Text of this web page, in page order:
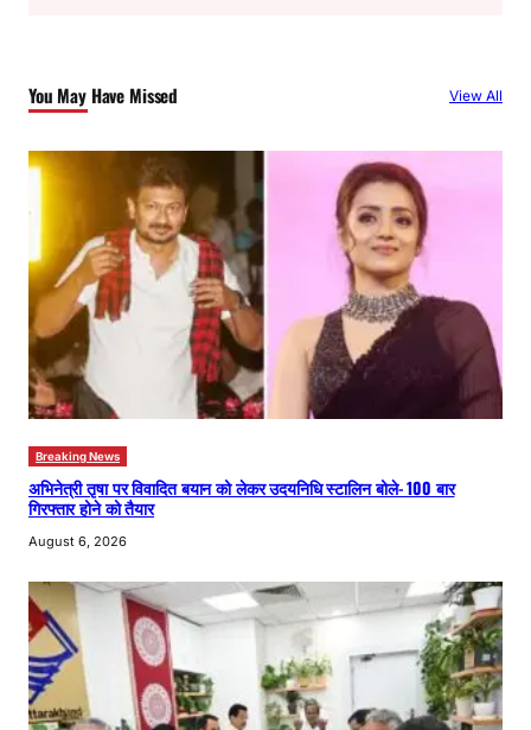
h
You May Have Missed View All
Breaking News
अभिनेत्री तृषा पर विवादित बयान को लेकर उदयनिधि स्टालिन बोले- 100 बार
गिरफ्तार होने को तैयार
August 6, 2026